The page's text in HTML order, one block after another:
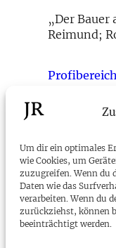
Um dir ein optimales
wie Cookies, um
zuzugreifen. Wenn du
Daten wie das
verarbeiten. Wenn du
zurückziehst, können
beeinträchtigt werden.
„Der Bauer
Reimund;
Profibereich
JR
Telefon: